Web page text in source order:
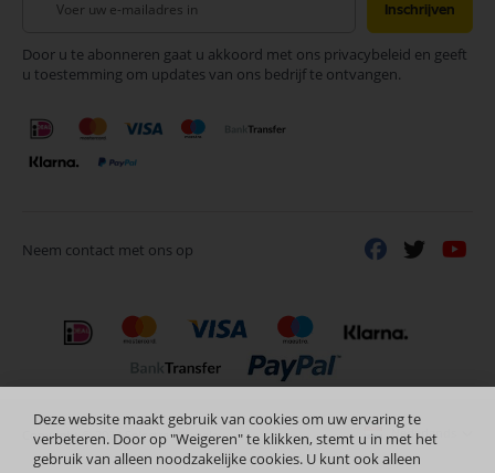
onze
nieuwsbrief
Inschrijven
Door u te abonneren gaat u akkoord met ons privacybeleid en geeft
u toestemming om updates van ons bedrijf te ontvangen.
Neem contact met ons op
Deze website maakt gebruik van cookies om uw ervaring te
verbeteren. Door op "Weigeren" te klikken, stemt u in met het
gebruik van alleen noodzakelijke cookies. U kunt ook alleen
Copyright © 2024 Selectra Hengelo Nederlands